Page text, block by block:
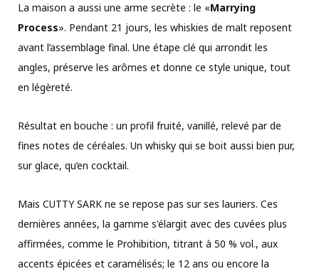
La maison a aussi une arme secrète : le «Marrying
Process». Pendant 21 jours, les whiskies de malt reposent
avant l’assemblage final. Une étape clé qui arrondit les
angles, préserve les arômes et donne ce style unique, tout
en légèreté.
Résultat en bouche : un profil fruité, vanillé, relevé par de
fines notes de céréales. Un whisky qui se boit aussi bien pur,
sur glace, qu’en cocktail.
Mais CUTTY SARK ne se repose pas sur ses lauriers. Ces
dernières années, la gamme s'élargit avec des cuvées plus
affirmées, comme le Prohibition, titrant à 50 % vol., aux
accents épicées et caramélisés; le 12 ans ou encore la